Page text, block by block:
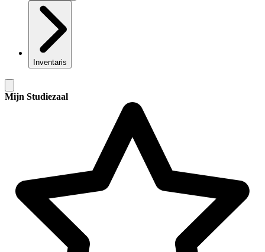
Inventaris
Mijn Studiezaal